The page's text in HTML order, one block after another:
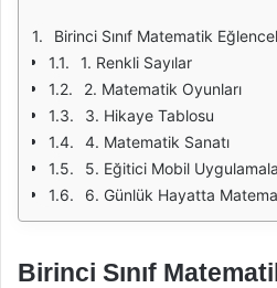
Birinci Sınıf Matematik Eğlenceleri:
1. Renkli Sayılar
2. Matematik Oyunları
3. Hikaye Tablosu
4. Matematik Sanatı
5. Eğitici Mobil
6. Günlük Hayatta
Birinci Sınıf